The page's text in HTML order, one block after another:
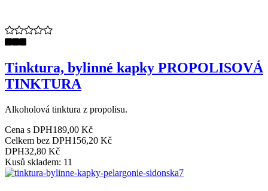
Tinktura, bylinné kapky PROPOLISOVÁ
TINKTURA
Alkoholová tinktura z propolisu.
Cena s DPH189,00 Kč
Celkem bez DPH156,20 Kč
DPH32,80 Kč
Kusů skladem: 11